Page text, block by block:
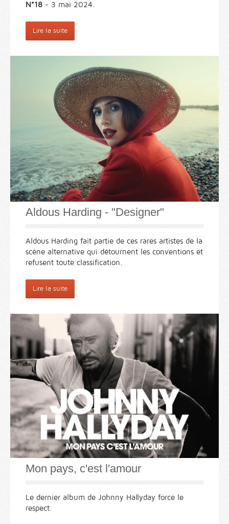
N°18 - 3 mai 2024.
Lire la suite
Aldous Harding - "Designer"
Aldous Harding fait partie de ces rares artistes de la
scène alternative qui détournent les conventions et
refusent toute classification.
Lire la suite
Mon pays, c'est l'amour
Le dernier album de Johnny Hallyday force le
respect.